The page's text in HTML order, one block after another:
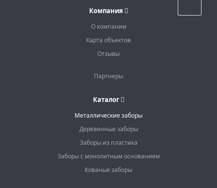
Компания
О компании
Карта объектов
Отзывы
Партнеры
Каталог
Металлические заборы
Деревянные заборы
Заборы из пластика
Заборы с монолитным основанием
Кованые заборы